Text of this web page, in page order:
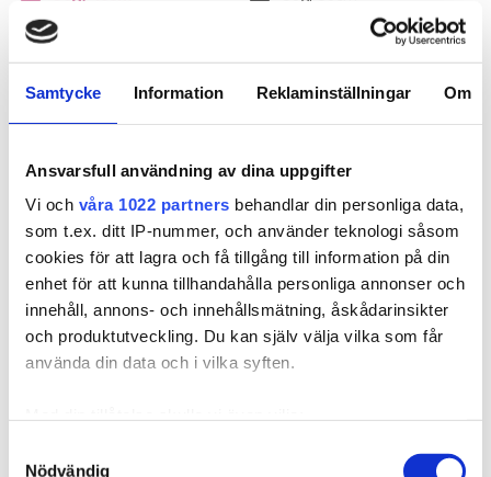
Samtycke Information Reklaminställningar Om
Ansvarsfull användning av dina uppgifter
Vi och våra 1022 partners behandlar din personliga data,
som t.ex. ditt IP-nummer, och använder teknologi såsom
cookies för att lagra och få tillgång till information på din
enhet för att kunna tillhandahålla personliga annonser och
innehåll, annons- och innehållsmätning, åskådarinsikter
och produktutveckling. Du kan själv välja vilka som får
använda din data och i vilka syften.
kan ha en noggrannhet på upp till flera meter
Nödvändig
7BN/10B Sandy Brown
10NV/10V Sensation
Blonde
10BS/12AS Dirty
Titanium Mix
Beige Balayage
7BN/10B Sandy Brown
Balayage
8A/12AS Ash Mix
Balayage
60g, 60cm
Seamless, 50g, 40cm
Seamless, 50g, 50cm
Seamless, 60g, 60cm
Seamless, 70g, 70cm
142,52 €
Loppuunmyyty
Nopeat toimitukset
LISÄÄ OSTOSKORIIN